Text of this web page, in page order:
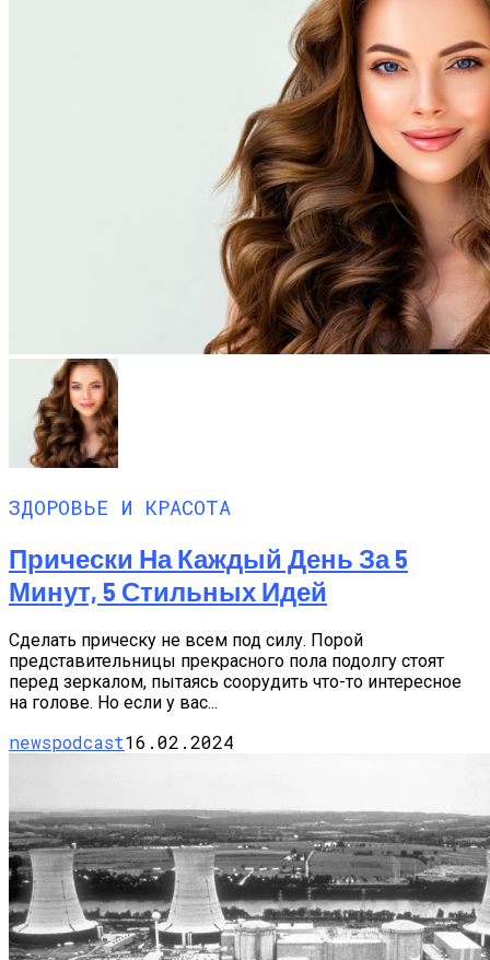
ЗДОРОВЬЕ И КРАСОТА
Прически На Каждый День За 5
Минут, 5 Стильных Идей
Сделать прическу не всем под силу. Порой
представительницы прекрасного пола подолгу стоят
перед зеркалом, пытаясь соорудить что-то интересное
на голове. Но если у вас...
newspodcast16.02.2024